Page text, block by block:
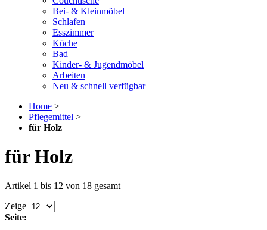
Bei- & Kleinmöbel
Schlafen
Esszimmer
Küche
Bad
Kinder- & Jugendmöbel
Arbeiten
Neu & schnell verfügbar
Home >
Pflegemittel >
für Holz
für Holz
Artikel 1 bis 12 von 18 gesamt
Zeige
Seite: